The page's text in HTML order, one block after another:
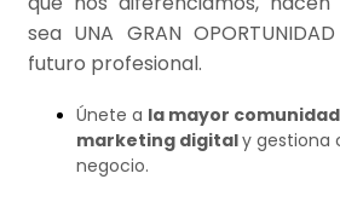
sea UNA GRAN
futuro profesional.
Únete a la mayor
marketing digitaly gestiona
negocio.